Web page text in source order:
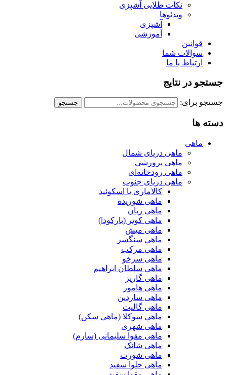
نکات طلایی آشپزی
ویدئوها
آشپزی
آموزشی
قوانین
سوالات شما
ارتباط با ما
جستجو در نتایج
جستجو برای: جستجو
دسته ها
ماهی
ماهی دریای شمال
ماهی پرورشی
ماهی رودخانه‌ای
ماهی دریای جنوب
کالاماری یا اسکوئید
ماهی شوریده
ماهی زبان
ماهی کوتر (بارکودا)
ماهی میش
ماهی سنگسر
ماهی مرکب
ماهی سرخو
ماهی سلطان ابراهیم
ماهی گاریز
ماهی هامور
ماهی ساردین
ماهی گالیت
ماهی سوکلا (ماهی سکن)
ماهی شهری
ماهی مقوا سلیمانی (سارم)
ماهی شانک
ماهی شورت
ماهی حلوا سفید